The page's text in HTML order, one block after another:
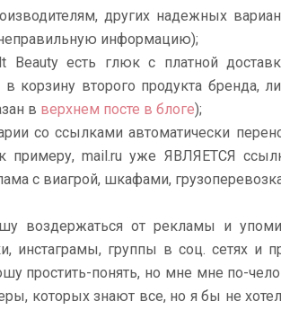
других надежных
информацию);
Beauty есть глюк с платной
корзину второго продукта бренда,
в верхнем посте в блоге);
со ссылками автоматически
примеру, mail.ru уже ЯВЛЯЕТСЯ
с виагрой, шкафами,
воздержаться от рекламы и
инстаграмы, группы в соц. сетях и
простить-понять, но мне мне по-
которых знают все, но я бы не